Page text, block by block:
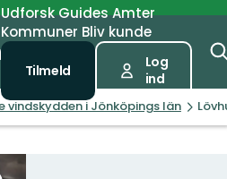
UdforskGuidesAmter
Kommuner Bliv kunde
Tilmeld
Log
ind
vindskydden i Jönköpings län